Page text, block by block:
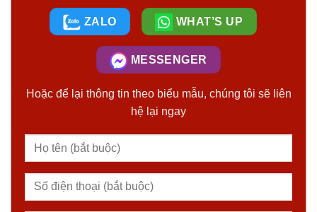
ZALO WHAT’S UP
MESSENGER
Hoặc để lại thông tin theo biểu mẫu, chúng tôi sẽ liên
hệ lại ngay